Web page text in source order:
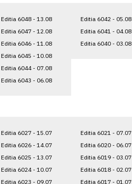
Editia 6048 - 13.08
Editia 6047 - 12.08
Editia 6046 - 11.08
Editia 6045 - 10.08
Editia 6044 - 07.08
Editia 6043 - 06.08
Editia 6042 - 05.08
Editia 6041 - 04.08
Editia 6040 - 03.08
Editia 6027 - 15.07
Editia 6026 - 14.07
Editia 6025 - 13.07
Editia 6024 - 10.07
Editia 6023 - 09.07
Editia 6021 - 07.07
Editia 6020 - 06.07
Editia 6019 - 03.07
Editia 6018 - 02.07
Editia 6017 - 01.07